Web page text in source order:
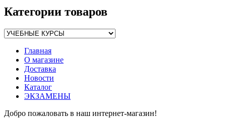
Категории товаров
Главная
О магазине
Доставка
Новости
Каталог
ЭКЗАМЕНЫ
Добро пожаловать в наш интернет-магазин!